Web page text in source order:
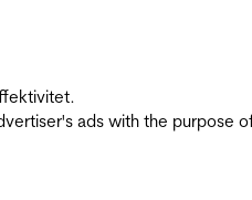
ads with the purpose